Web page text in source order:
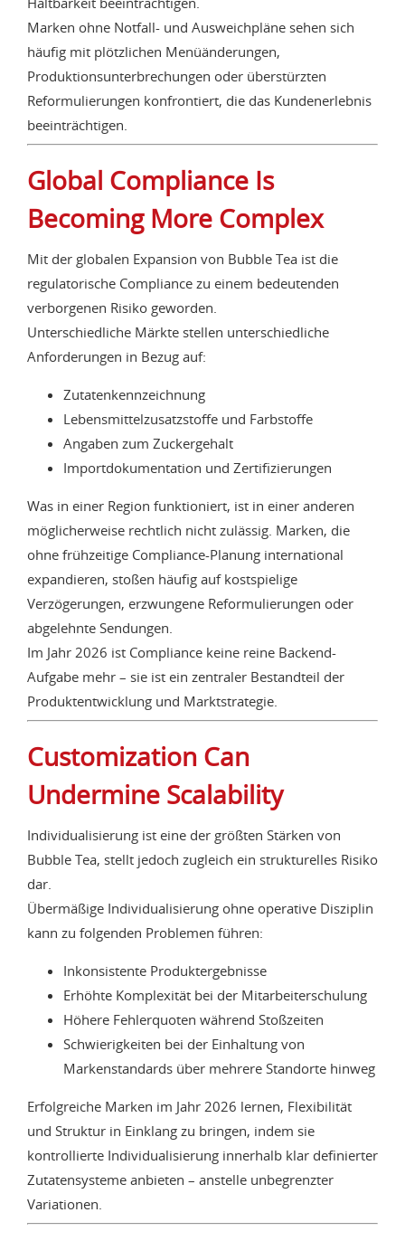
Marken ohne Notfall- und Ausweichpläne sehen sich
häufig mit plötzlichen Menüänderungen,
Produktionsunterbrechungen oder überstürzten
Reformulierungen konfrontiert, die das Kundenerlebnis
beeinträchtigen.
Global Compliance Is
Becoming More Complex
Mit der globalen Expansion von Bubble Tea ist die
regulatorische Compliance zu einem bedeutenden
verborgenen Risiko geworden.
Unterschiedliche Märkte stellen unterschiedliche
Anforderungen in Bezug auf:
Zutatenkennzeichnung
Lebensmittelzusatzstoffe und Farbstoffe
Angaben zum Zuckergehalt
Importdokumentation und Zertifizierungen
Was in einer Region funktioniert, ist in einer anderen
möglicherweise rechtlich nicht zulässig. Marken, die
ohne frühzeitige Compliance-Planung international
expandieren, stoßen häufig auf kostspielige
Verzögerungen, erzwungene Reformulierungen oder
abgelehnte Sendungen.
Im Jahr 2026 ist Compliance keine reine Backend-
Aufgabe mehr – sie ist ein zentraler Bestandteil der
Produktentwicklung und Marktstrategie.
Customization Can
Undermine Scalability
Individualisierung ist eine der größten Stärken von
Bubble Tea, stellt jedoch zugleich ein strukturelles Risiko
dar.
Übermäßige Individualisierung ohne operative Disziplin
kann zu folgenden Problemen führen:
Inkonsistente Produktergebnisse
Erhöhte Komplexität bei der Mitarbeiterschulung
Höhere Fehlerquoten während Stoßzeiten
Schwierigkeiten bei der Einhaltung von
Markenstandards über mehrere Standorte hinweg
Erfolgreiche Marken im Jahr 2026 lernen, Flexibilität
und Struktur in Einklang zu bringen, indem sie
kontrollierte Individualisierung innerhalb klar definierter
Zutatensysteme anbieten – anstelle unbegrenzter
Variationen.